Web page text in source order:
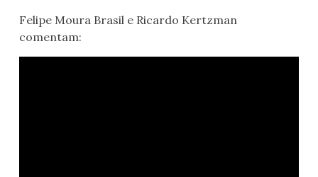
Felipe Moura Brasil e Ricardo Kertzman
comentam: